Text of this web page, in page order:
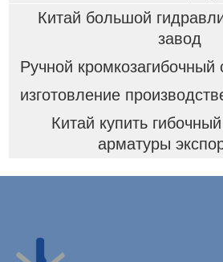
Китай большой
завод
Ручной кромкозагибочный
изготовление
Китай купить
арматуры